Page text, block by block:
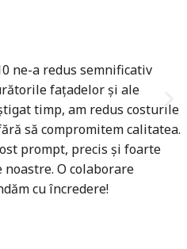
ne-a redus semnificativ
fațadelor și ale
timp, am redus costurile
să compromitem calitatea.
prompt, precis și foarte
O colaborare
cu încredere!